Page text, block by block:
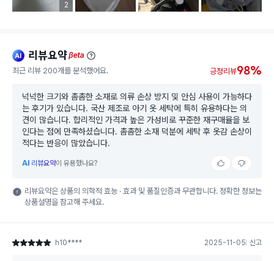
리뷰 이미지 등록 개수
2
ai 리뷰요약beta
최근 리뷰 200개를 분석했어요. 긍정리뷰98%
넉넉한 크기와 촘촘한 소재로 의류 손상 방지 및 안심 사용이 가능하다
는 후기가 있습니다. 국산 제조로 아기 옷 세탁에 특히 유용하다는 의
견이 많습니다. 합리적인 가격과 높은 가성비로 꾸준한 재구매율을 보
인다는 점에 만족하셨습니다. 촘촘한 소재 덕분에 세탁 후 옷감 손상이
적다는 반응이 많았습니다.
AI 리뷰요약이 유용했나요?
리뷰요약은 상품의 의학적 효능 · 효과 및 품질인증과 무관합니다. 정확한 정보는
상품설명을 참고해 주세요.
별점 5점 h10**** 2025-11-05 신고